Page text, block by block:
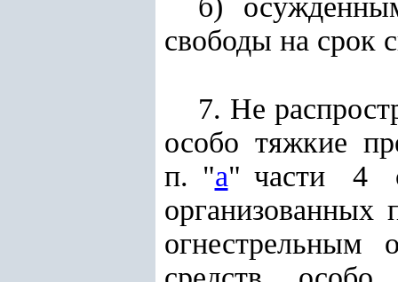
б)
свободы на срок
7. Не
особо тяжкие
п. "а" части 4
организованных